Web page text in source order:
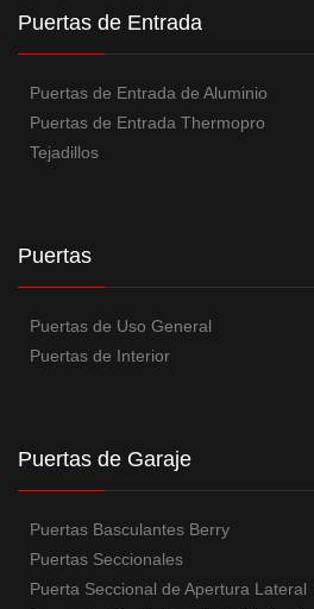
Puertas de Entrada
Puertas de Entrada de Aluminio
Puertas de Entrada Thermopro
Tejadillos
Puertas
Puertas de Uso General
Puertas de Interior
Puertas de Garaje
Puertas Basculantes Berry
Puertas Seccionales
Puerta Seccional de Apertura Lateral